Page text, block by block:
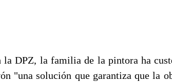
la DPZ, la familia de la pintora ha
"una solución que garantiza que la